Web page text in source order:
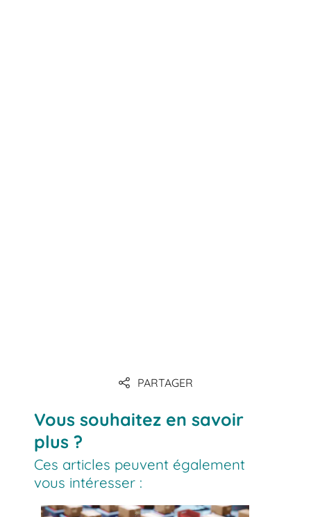
Lien
PARTAGER
Vous souhaitez en savoir
plus ?
Ces articles peuvent également
vous intéresser :